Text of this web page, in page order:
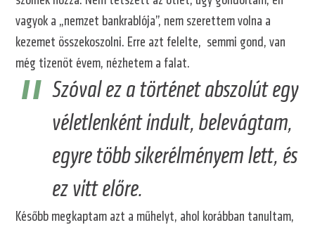
vagyok a „nemzet bankrablója”, nem szerettem volna a
kezemet összekoszolni. Erre azt felelte, semmi gond, van
még tizenöt évem, nézhetem a falat.
Szóval ez a történet abszolút egy
véletlenként indult, belevágtam,
egyre több sikerélményem lett, és
ez vitt előre.
Később megkaptam azt a műhelyt, ahol korábban tanultam,